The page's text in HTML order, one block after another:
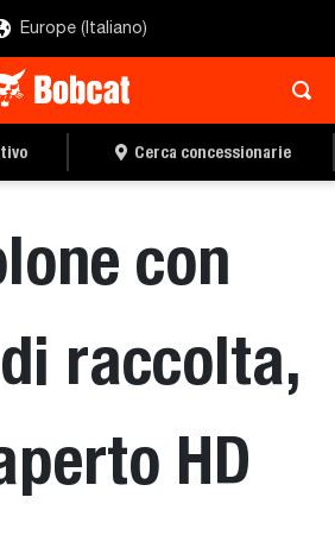
Europe (Italiano)
Cerca concessionarie
con
raccolta,
HD
CERCA